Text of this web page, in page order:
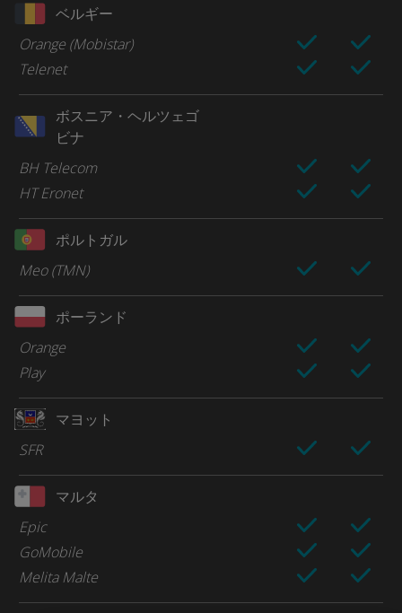
ベルギー
Orange (Mobistar)
Telenet
ボスニア・ヘルツェゴ
ビナ
BH Telecom
HT Eronet
ポルトガル
Meo (TMN)
ポーランド
Orange
Play
マヨット
SFR
マルタ
Epic
GoMobile
Melita Malte